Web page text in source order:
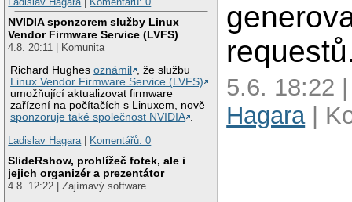
NVIDIA sponzorem služby Linux
Vendor Firmware Service (LVFS)
4.8. 20:11 | Komunita
Richard Hughesoznámil
, že službu
Linux Vendor Firmware Service (LVFS)
umožňující aktualizovat firmware
zařízení na počítačích s Linuxem, nově
sponzoruje také společnost NVIDIA .
Ladislav Hagara | Komentářů: 0
SlideRshow, prohlížeč fotek, ale i
jejich organizér a prezentátor
4.8. 12:22 | Zajímavý software
5.6. 18:22
Hagara|